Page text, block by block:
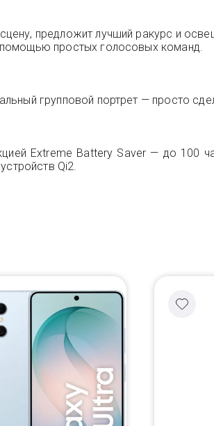
предложит лучший ракурс и
простых голосовых команд.
групповой портрет — просто
Extreme Battery Saver — до 100
Qi2.